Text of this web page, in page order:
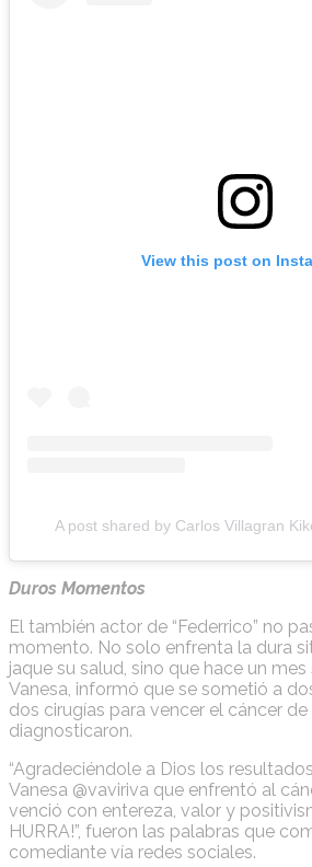
View this post on
A post shared by Carlos Villagran
Duros Momentos
El también actor de “Federrico” no
momento. No solo enfrenta la dura
jaque su salud, sino que hace un mes
Vanesa, informó que se sometió a
dos cirugías para vencer el cáncer
diagnosticaron.
“Agradeciéndole a Dios los
Vanesa @vaviriva que enfrentó al
venció con entereza, valor y
HURRA!”, fueron las palabras que
comediante vía redes sociales.